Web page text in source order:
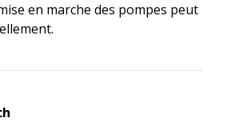
en marche des pompes peut